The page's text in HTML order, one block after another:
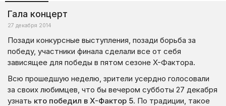
Гала концерт
27 декабря 2014
Позади конкурсные выступления, позади борьба за
победу, участники финала сделали все от себя
зависящее для победы в пятом сезоне Х-Фактора.
Всю прошедшую неделю, зрители усердно голосовали
за своих любимцев, что бы вечером субботы 27 декабря
узнать кто победил в Х-Фактор 5. По традиции, такое